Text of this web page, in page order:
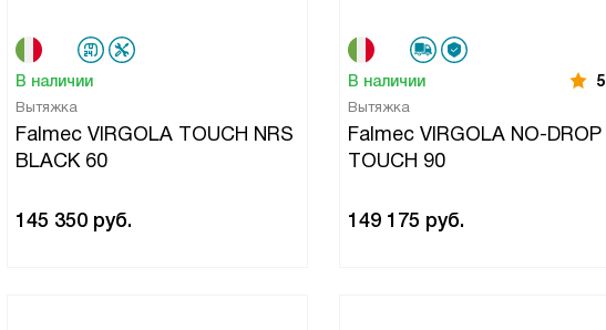
В наличии
Вытяжка
Falmec VIRGOLA TOUCH NRS
BLACK 60
145 350 руб.
В наличии 5
Вытяжка
Falmec VIRGOLA NO-DROP
TOUCH 90
149 175 руб.